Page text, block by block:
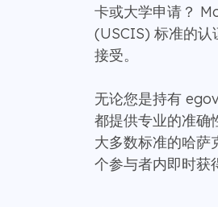
卡或大学申请？
(USCIS) 标准的认
接受。
无论您是持有
都提供专业的准确
大多数标准的哈萨
个参与者内即时获